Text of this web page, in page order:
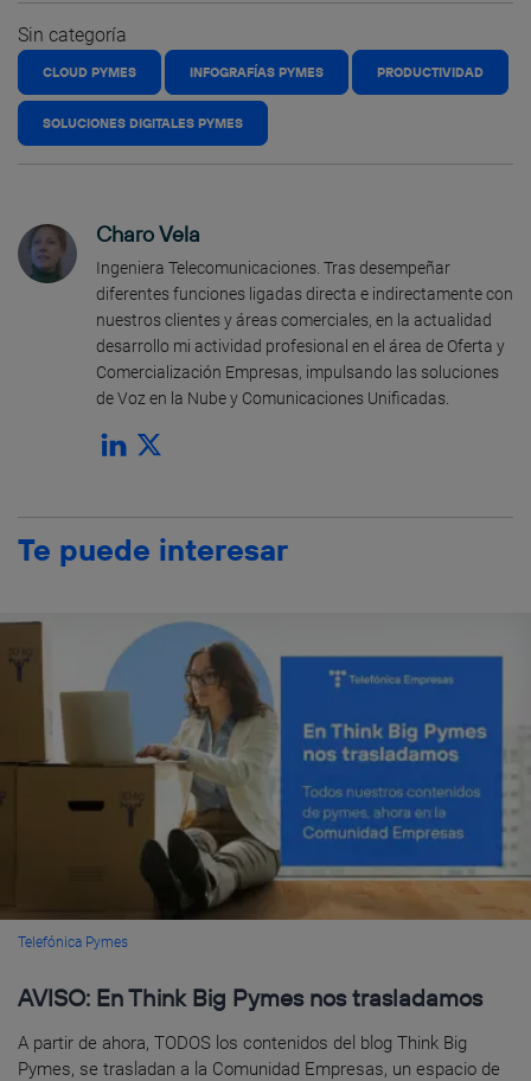
Sin categoría
CLOUD PYMES INFOGRAFÍAS PYMES PRODUCTIVIDAD
SOLUCIONES DIGITALES PYMES
Charo Vela
Ingeniera Telecomunicaciones. Tras desempeñar
diferentes funciones ligadas directa e indirectamente con
nuestros clientes y áreas comerciales, en la actualidad
desarrollo mi actividad profesional en el área de Oferta y
Comercialización Empresas, impulsando las soluciones
de Voz en la Nube y Comunicaciones Unificadas.
Te puede interesar
Telefónica Pymes
AVISO: En Think Big Pymes nos trasladamos
A partir de ahora, TODOS los contenidos del blog Think Big
Pymes, se trasladan a la Comunidad Empresas, un espacio de